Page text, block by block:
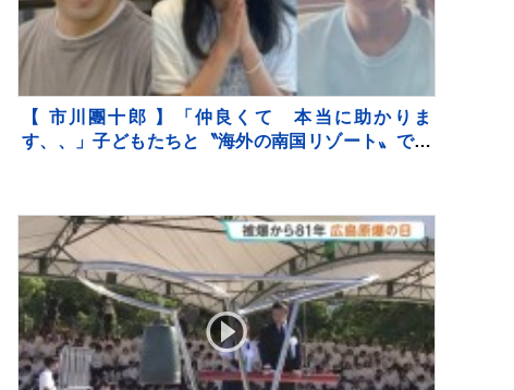
【 市川團十郎 】「仲良くて 本当に助かりま
す、、」子どもたちと〝海外の南国リゾート〟で過